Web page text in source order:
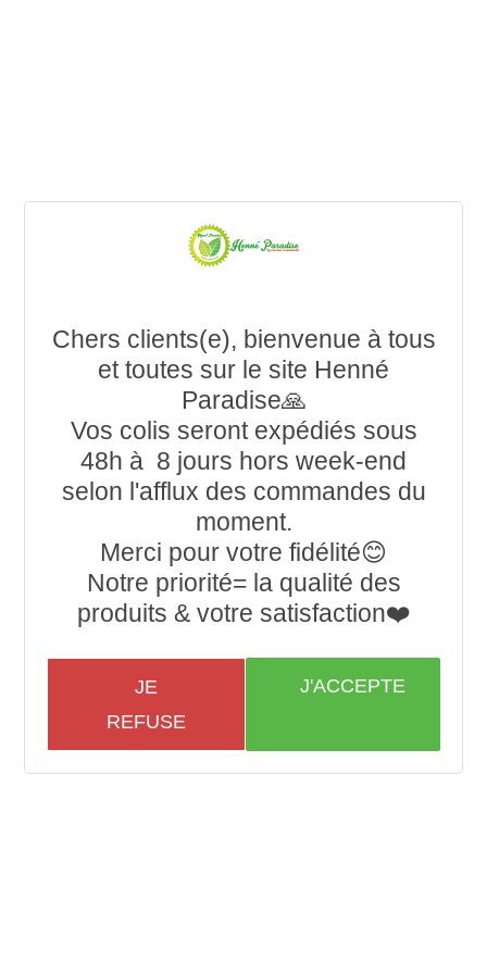
Chers clients(e), bienvenue à tous
et toutes sur le site Henné
Paradise🙏
Vos colis seront expédiés sous
48h à 8 jours hors week-end
selon l'afflux des commandes du
moment.
Merci pour votre fidélité😊
Notre priorité= la qualité des
produits & votre satisfaction❤️
JE
REFUSE
J'ACCEPTE